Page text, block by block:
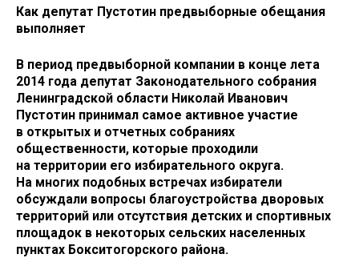
Как депутат Пустотин предвыборные обещания
выполняет
В период предвыборной компании в конце лета
2014 года депутат Законодательного собрания
Ленинградской области Николай Иванович
Пустотин принимал самое активное участие
в открытых и отчетных собраниях
общественности, которые проходили
на территории его избирательного округа.
На многих подобных встречах избиратели
обсуждали вопросы благоустройства дворовых
территорий или отсутствия детских и спортивных
площадок в некоторых сельских населенных
пунктах Бокситогорского района.